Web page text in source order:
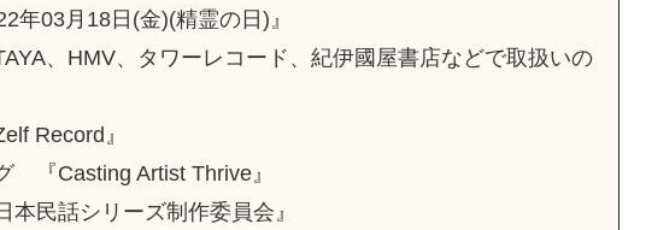
03月18日(金)(精霊の日)』
、HMV、タワーレコード、紀伊國屋書店などで取扱いの
Record』
『Casting Artist Thrive』
民話シリーズ制作委員会』